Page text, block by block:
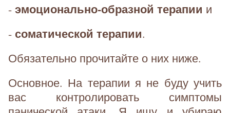
- эмоционально-образной терапии и
- соматической терапии.
Обязательно прочитайте о них ниже.
Основное. На терапии я не буду учить
вас контролировать симптомы